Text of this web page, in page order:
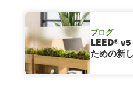
ブログ
LEED®
ための新